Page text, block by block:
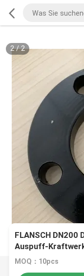
2/2
FLANSCH DN200
Auspuff-
MOQ：10pcs